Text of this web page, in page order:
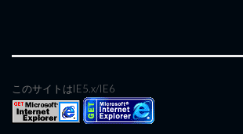
このサイトはIE5.x/IE6